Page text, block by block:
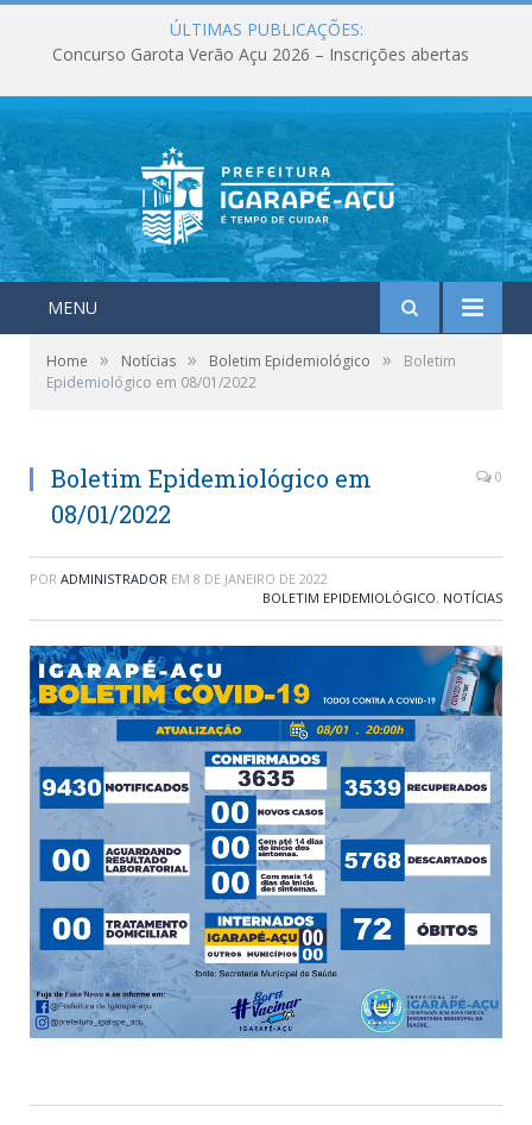
ÚLTIMAS PUBLICAÇÕES:
Concurso Garota Verão Açu 2026 – Inscrições abertas
MENU
Home » Notícias » Boletim Epidemiológico »
Boletim
Epidemiológico em 08/01/2022
Boletim Epidemiológico em
08/01/2022
0
POR ADMINISTRADOR EM 8 DE JANEIRO DE 2022
BOLETIM EPIDEMIOLÓGICO, NOTÍCIAS